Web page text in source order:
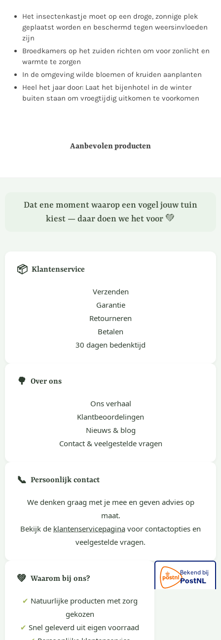
Het insectenkastje moet op een droge, zonnige plek
geplaatst worden en beschermd tegen weersinvloeden
zijn
Broedkamers op het zuiden richten om voor zonlicht en
warmte te zorgen
In de omgeving wilde bloemen of kruiden aanplanten
Heel het jaar door: Laat het bijenhotel in de winter
buiten staan om vroegtijdig uitkomen te voorkomen
Aanbevolen producten
Dat ene moment waarop een vogel jouw tuin
kiest — daar doen we het voor 💚
📦 Klantenservice
Verzenden
Garantie
Retourneren
Betalen
30 dagen bedenktijd
🌳 Over ons
Ons verhaal
Klantbeoordelingen
Nieuws & blog
Contact & veelgestelde vragen
📞 Persoonlijk contact
We denken graag met je mee en geven advies op
maat.
Bekijk de klantenservicepagina voor contactopties en
veelgestelde vragen.
💚 Waarom bij ons?
✔ Natuurlijke producten met zorg
gekozen
✔ Snel geleverd uit eigen voorraad